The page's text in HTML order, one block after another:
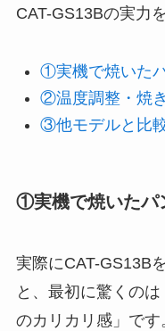
CAT-GS13Bの実力
①実機で焼いた
②温度調整・焼
③他モデルと比
①実機で焼いたパ
実際にCAT-GS13B
と、最初に驚くの
のカリカリ感」です